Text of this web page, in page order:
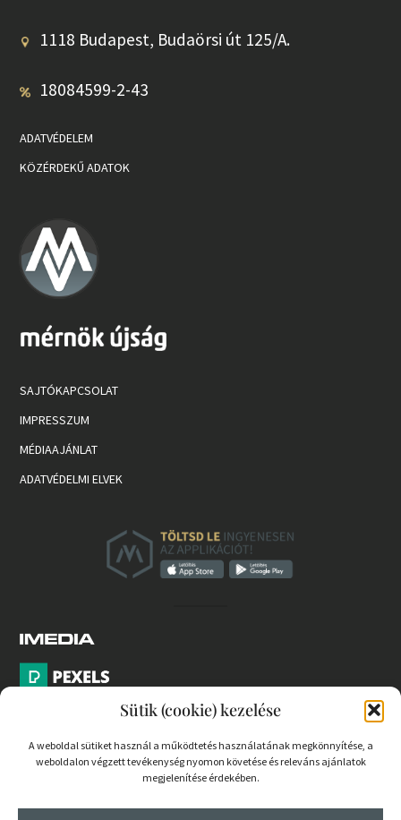
Sütik (cookie) kezelése
A weboldal sütiket használ a működtetés használatának megkönnyítése, a
weboldalon végzett tevékenység nyomon követése és releváns ajánlatok
megjelenítése érdekében.
1118 Budapest, Budaörsi út 125/A.
18084599-2-43
ADATVÉDELEM
KÖZÉRDEKŰ ADATOK
SAJTÓKAPCSOLAT
IMPRESSZUM
MÉDIAAJÁNLAT
ADATVÉDELMI ELVEK
PARTNEREK